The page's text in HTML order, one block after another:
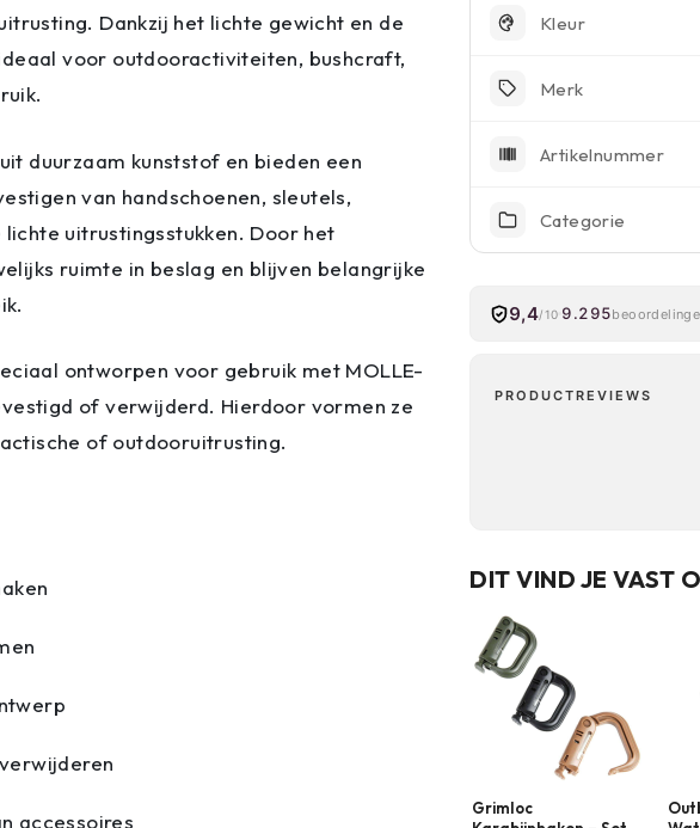
Dankzij het lichte gewicht en de
voor outdooractiviteiten, bushcraft,
duurzaam kunststof en bieden een
van handschoenen, sleutels,
uitrustingsstukken. Door het
ruimte in beslag en blijven belangrijke
ontworpen voor gebruik met MOLLE-
of verwijderd. Hierdoor vormen ze
of outdooruitrusting.
accessoires
Kleur
Merk
Artikelnummer
Categorie
9,4/10 9.295
PRODUCTREVIEWS
DIT VIND JE VAST
Grimloc